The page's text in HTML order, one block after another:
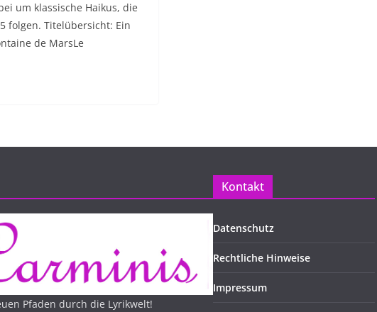
um klassische Haikus, die
folgen. Titelübersicht: Ein
de MarsLe
Pfaden durch die Lyrikwelt!
Kontakt
Datenschutz
Rechtliche Hinweise
Impressum